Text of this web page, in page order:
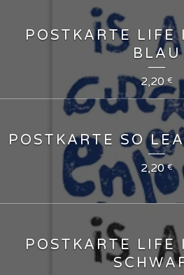
POSTKARTE LIFE
BLAU
2,20 €
POSTKARTE SO
2,20€
POSTKARTE LIFE